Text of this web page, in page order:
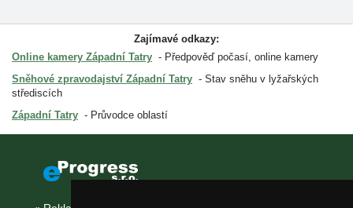
Zajímavé odkazy:
Online kamery Západní Tatry
Předpověď počasí, online kamery
Sněhové zpravodajství Západní Tatry
Stav sněhu v lyžařských
střediscích
Západní Tatry
Průvodce oblastí